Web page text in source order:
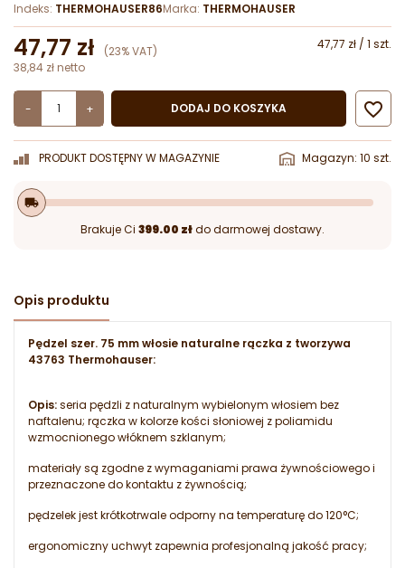
Indeks: THERMOHAUSER86Marka: THERMOHAUSER
47,77 zł (23% VAT)
47,77 zł / 1 szt.
38,84 zł netto
- + DODAJ DO KOSZYKA 
PRODUKT DOSTĘPNY W MAGAZYNIE Magazyn: 10 szt.
local_shipping
Brakuje Ci 399.00 złdo darmowej dostawy.
Opis produktu
Pędzel szer. 75 mm włosie naturalne rączka z tworzywa
43763 Thermohauser:
Opis:seria pędzli z naturalnym wybielonym włosiem bez
naftalenu; rączka w kolorze kości słoniowej z poliamidu
wzmocnionego włóknem szklanym;
materiały są zgodne z wymaganiami prawa żywnościowego i
przeznaczone do kontaktu z żywnością;
pędzelek jest krótkotrwale odporny na temperaturę do 120°C;
ergonomiczny uchwyt zapewnia profesjonalną jakość pracy;